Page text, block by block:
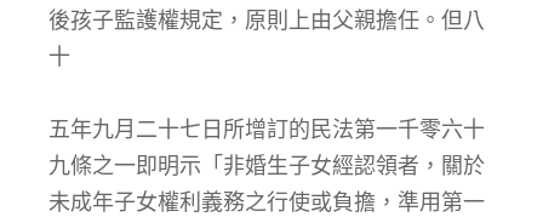
後孩子監護權規定，原則上由父親擔任。但八
十
五年九月二十七日所增訂的民法第一千零六十
九條之一即明示「非婚生子女經認領者，關於
未成年子女權利義務之行使或負擔，準用第一